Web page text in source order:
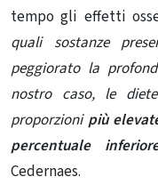
tempo gli effetti
quali sostanze
peggiorato la
nostro caso, le
proporzioni più
percentuale
Cedernaes.